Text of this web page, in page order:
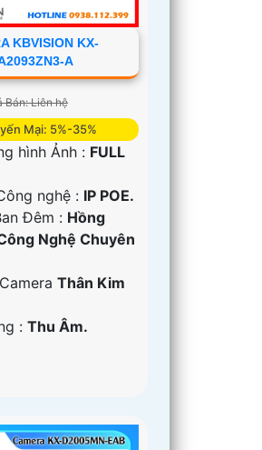
KBVISION KX-
A
Bán: Liên hệ
Mại: 5%-35%
hình Ảnh : FULL
nghệ : IP POE.
Đêm : Hồng
Nghệ Chuyên
Thân Kim
:Thu Âm.